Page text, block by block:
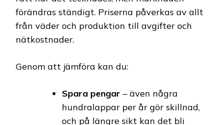
förändras ständigt. Priserna påverkas av allt
från väder och produktion till avgifter och
nätkostnader.
Genom att jämföra kan du:
Spara pengar – även några
hundralappar per år gör skillnad,
och på längre sikt kan det bli